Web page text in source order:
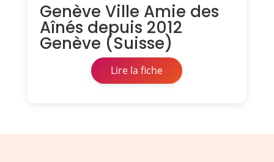
Genève Ville Amie des
Aînés depuis 2012
Genève (Suisse)
Lire la fiche